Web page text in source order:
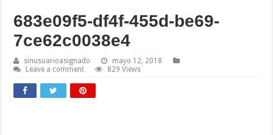
683e09f5-df4f-455d-be69-
7ce62c0038e4
sinusuarioasignado
mayo 12, 2018
Leave a comment
829 Views